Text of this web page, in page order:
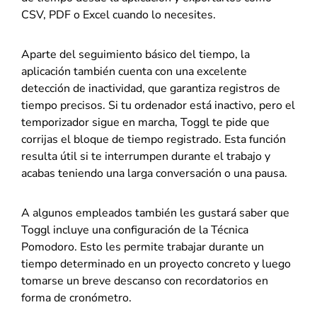
CSV, PDF o Excel cuando lo necesites.
Aparte del seguimiento básico del tiempo, la
aplicación también cuenta con una excelente
detección de inactividad, que garantiza registros de
tiempo precisos. Si tu ordenador está inactivo, pero el
temporizador sigue en marcha, Toggl te pide que
corrijas el bloque de tiempo registrado. Esta función
resulta útil si te interrumpen durante el trabajo y
acabas teniendo una larga conversación o una pausa.
A algunos empleados también les gustará saber que
Toggl incluye una configuración de la Técnica
Pomodoro. Esto les permite trabajar durante un
tiempo determinado en un proyecto concreto y luego
tomarse un breve descanso con recordatorios en
forma de cronómetro.